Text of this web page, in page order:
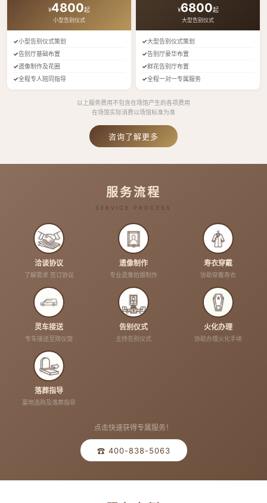
¥4800起
小型告别仪式
小型告别仪式策划
告别厅基础布置
遗像制作及花圈
全程专人陪同指导
¥6800起
大型告别仪式
大型告别仪式策划
告别厅豪华布置
鲜花告别厅布置
全程一对一专属服务
以上服务费用不包含在场馆产生的各项费用
在场馆实际消费以场馆标准为准
咨询了解更多
服务流程
SERVICE PROCESS
洽谈协议
了解需求 签订协议
遗像制作
专业遗像拍摄制作
寿衣穿戴
协助穿戴寿衣
灵车接送
专车接送至殡仪馆
告别仪式
主持告别仪式
火化办理
协助办理火化手续
落葬指导
墓地选购及落葬指导
点击快速获得专属服务！
☎ 400-838-5063